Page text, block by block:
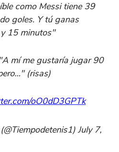
como Messi tiene 39
goles. Y tú ganas
15 minutos"
mí me gustaría jugar 90
(risas)
oO0dD3GPTk
July 7,